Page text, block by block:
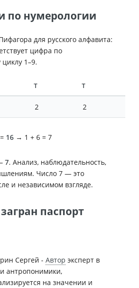
по нумерологии
для русского алфавита:
цифра по
1–9.
Т Т
2 2
16 → 1 + 6 = 7
7. Анализ, наблюдательность,
Число 7 — это
и независимом взгляде.
паспорт
Сергей - Автор эксперт в
антропонимики,
на значении и